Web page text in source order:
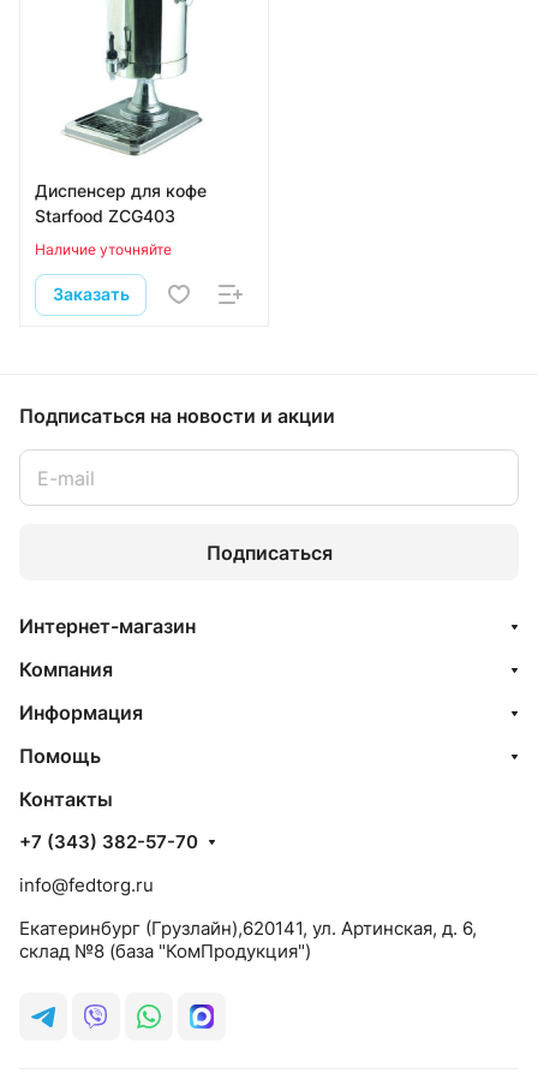
Диспенсер для кофе
Starfood ZCG403
Наличие уточняйте
Заказать
Подписаться на новости и акции
Подписаться
Интернет-магазин
Компания
Информация
Помощь
Контакты
+7 (343) 382-57-70
info@fedtorg.ru
Екатеринбург (Грузлайн),620141, ул. Артинская, д. 6,
склад №8 (база "КомПродукция")